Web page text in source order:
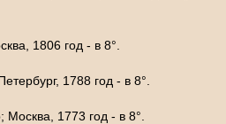
1806 год - в 8°.
1788 год - в 8°.
1773 год - в 8°.